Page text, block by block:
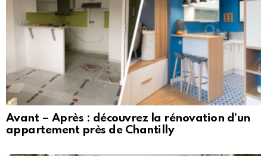
Avant – Après : découvrez la rénovation d’un
appartement près de Chantilly